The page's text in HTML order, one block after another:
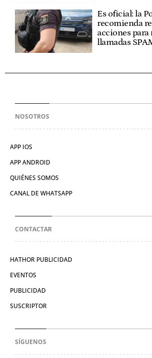
Es oficial: la
recomienda
acciones
llamadas
NOSOTROS
APP IOS
APP ANDROID
QUIÉNES SOMOS
CANAL DE WHATSAPP
CONTACTAR
HATHOR PUBLICIDAD
EVENTOS
PUBLICIDAD
SUSCRIPTOR
SÍGUENOS